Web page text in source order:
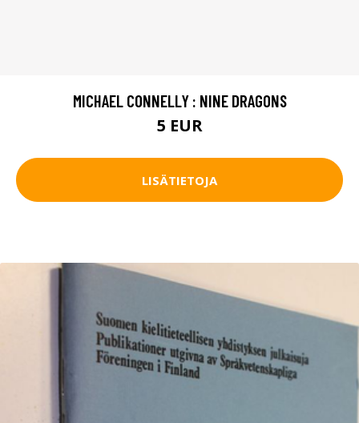
MICHAEL CONNELLY : NINE DRAGONS
5 EUR
LISÄTIETOJA